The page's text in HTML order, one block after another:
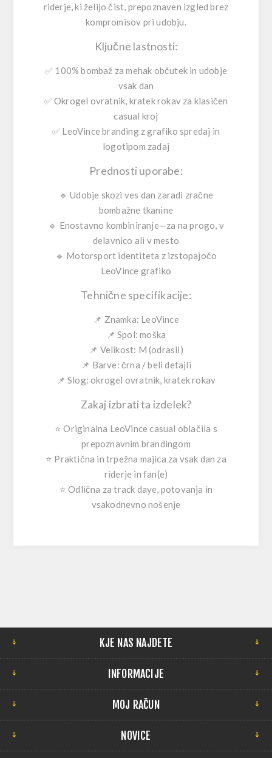
riderje, ki želijo čist, prepoznaven izgled brez
kompromisov pri udobju.
Ključne lastnosti:
✅ 100% bombaž za mehak občutek in udobje
vsak dan
✅ Okrogel ovratnik, kratek rokav za klasičen
casual kroj
✅ LeoVince brandingz grafiko spredaj in
logotipom zadaj
Prednosti uporabe:
🔹Udobje skozi ves dan zaradi zračne
bombažne tkanine
🔹 Enostavno kombiniranje—za na progo, v
delavnico ali v mesto
🔹 Motorsport identiteta z izstopajočo
LeoVince grafiko
Tehnične specifikacije:
📌 Znamka: LeoVince
📌Spol: moška
📌 Velikost: M (odrasli)
📌 Barve: črna / beli detajli
📌Slog: okrogel ovratnik, kratek rokav
Zakaj izbrati ta izdelek?
⭐ Originalna LeoVince casual oblačila s
prepoznavnim brandingom
⭐ Praktična in trpežna majica za vsak dan za
riderje in fan(e)
⭐ Odlična za track daye, potovanja in
vsakodnevno nošenje
KJE NAS NAJDETE
INFORMACIJE
MOJ RAČUN
NOVICE